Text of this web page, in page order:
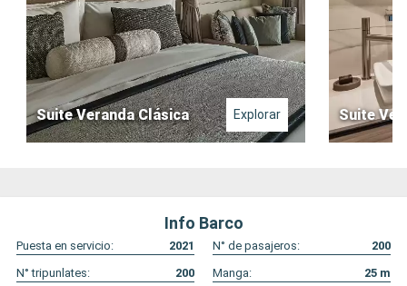
Suite Veranda Clásica Explorar Suite
Info Barco
Puesta en servicio: 2021 N° de pasajeros:
200
N° tripunlates:
200 Manga: 25 m